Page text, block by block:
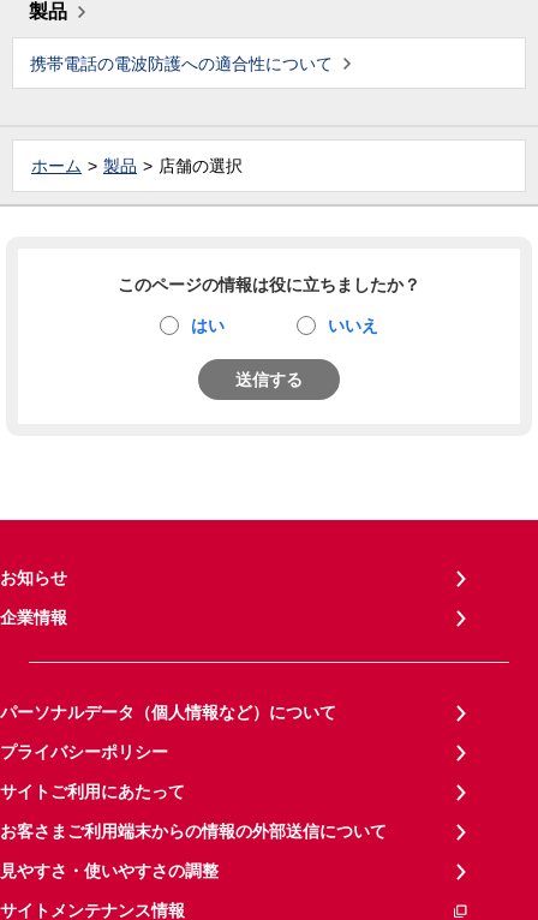
製品
携帯電話の電波防護への適合性について
ホーム 製品 店舗の選択
このページの情報は役に立ちましたか？
はい いいえ
送信する
お知らせ
企業情報
パーソナルデータ（個人情報など）について
プライバシーポリシー
サイトご利用にあたって
お客さまご利用端末からの情報の外部送信について
見やすさ・使いやすさの調整
サイトメンテナンス情報